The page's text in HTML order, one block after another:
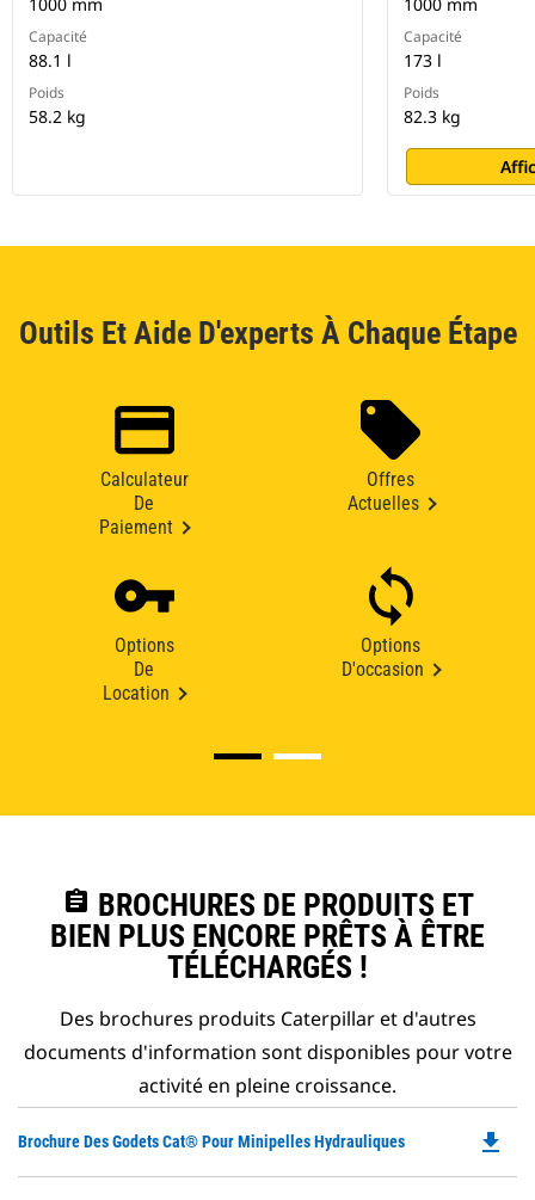
1000 mm
Capacité
88.1 l
Poids
58.2 kg
1000 mm
Capacité
173 l
Poids
82.3 kg
Outils Et Aide D'experts À Chaque Étape
Calculateur
De
Paiement
Offres
Actuelles
Options
De
Location
Options
D'occasion
assignment BROCHURES DE PRODUITS ET
BIEN PLUS ENCORE PRÊTS À ÊTRE
TÉLÉCHARGÉS !
Des brochures produits Caterpillar et d'autres
documents d'information sont disponibles pour votre
activité en pleine croissance.
Brochure Des Godets Cat® Pour Minipelles Hydrauliques file_download